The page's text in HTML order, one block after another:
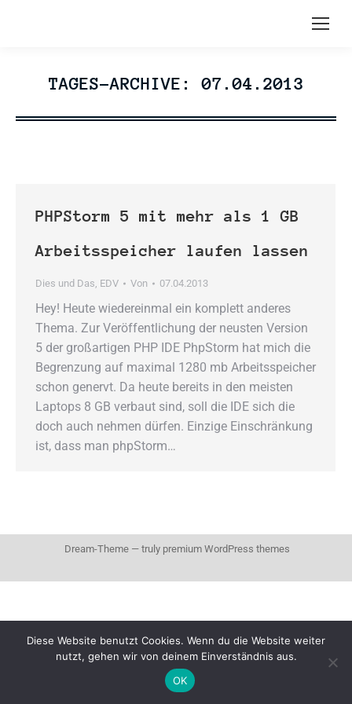
TAGES-ARCHIVE:07.04.2013
PHPStorm 5 mit mehr als 1 GB
Arbeitsspeicher laufen lassen
Dies und Das, EDV Von 07.04.2013
Hey! Heute wiedereinmal ein komplett anderes
Thema. Zur Veröffentlichung der neusten Version
5 der großartigen PHP IDE PhpStorm hat mich die
Begrenzung auf maximal 1280 mb Arbeitsspeicher
schon genervt. Da heute bereits in den meisten
Laptops 8 GB verbaut sind, soll die IDE sich die
doch auch nehmen dürfen. Einzige Einschränkung
ist, dass man phpStorm…
Dream-Theme — truly premium WordPress themes
Diese Website benutzt Cookies. Wenn du die Website weiter
nutzt, gehen wir von deinem Einverständnis aus.
OK